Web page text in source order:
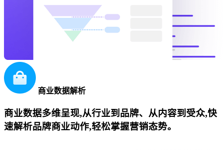
商业数据解析
商业数据多维呈现,从行业到品牌、从内容到受众,快
速解析品牌商业动作,轻松掌握营销态势。